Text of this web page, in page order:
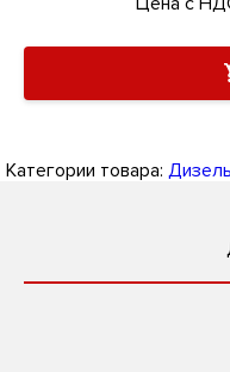
Категории товара: